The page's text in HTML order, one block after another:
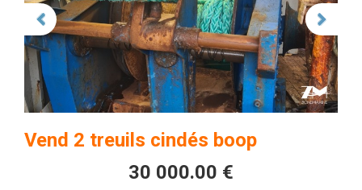
Vend 2 treuils cindés boop
30 000.00 €